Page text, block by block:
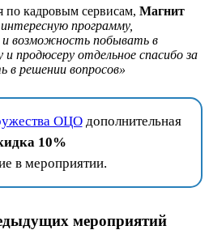
по кадровым сервисам, Магнит
программу,
возможность побывать в
продюсеру отдельное спасибо за
в решении вопросов»
ОЦОдополнительная
10%
в мероприятии.
мероприятий